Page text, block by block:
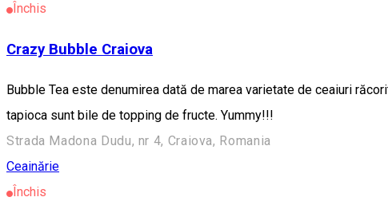
Închis
Crazy Bubble Craiova
Bubble Tea este denumirea dată de marea varietate de ceaiuri
tapioca sunt bile de topping de fructe. Yummy!!!
Strada Madona Dudu, nr 4, Craiova, Romania
Ceainărie
Închis